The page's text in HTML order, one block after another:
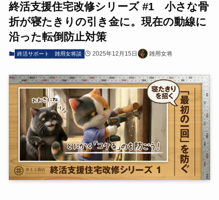
終活支援住宅改修シリーズ #1 小さな骨
折が寝たきりの引き金に。現在の動線に
沿った転倒防止対策
終活サポート 雑用女将談 2025年12月15日 雑用女将